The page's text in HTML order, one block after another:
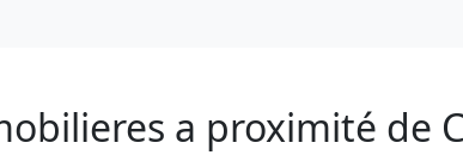
a proximité de